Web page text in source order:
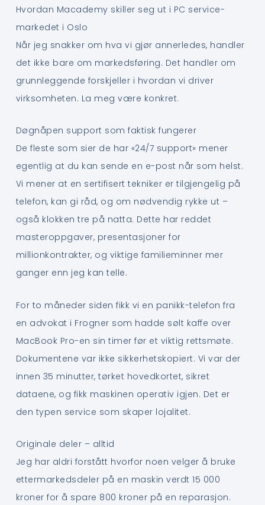
Hvordan Macademy skiller seg ut i PC service-
markedet i Oslo
Når jeg snakker om hva vi gjør annerledes, handler
det ikke bare om markedsføring. Det handler om
grunnleggende forskjeller i hvordan vi driver
virksomheten. La meg være konkret.
Døgnåpen support som faktisk fungerer
De fleste som sier de har «24/7 support» mener
egentlig at du kan sende en e-post når som helst.
Vi mener at en sertifisert tekniker er tilgjengelig på
telefon, kan gi råd, og om nødvendig rykke ut –
også klokken tre på natta. Dette har reddet
masteroppgaver, presentasjoner for
millionkontrakter, og viktige familieminner mer
ganger enn jeg kan telle.
For to måneder siden fikk vi en panikk-telefon fra
en advokat i Frogner som hadde sølt kaffe over
MacBook Pro-en sin timer før et viktig rettsmøte.
Dokumentene var ikke sikkerhetskopiert. Vi var der
innen 35 minutter, tørket hovedkortet, sikret
dataene, og fikk maskinen operativ igjen. Det er
den typen service som skaper lojalitet.
Originale deler – alltid
Jeg har aldri forstått hvorfor noen velger å bruke
ettermarkedsdeler på en maskin verdt 15 000
kroner for å spare 800 kroner på en reparasjon.